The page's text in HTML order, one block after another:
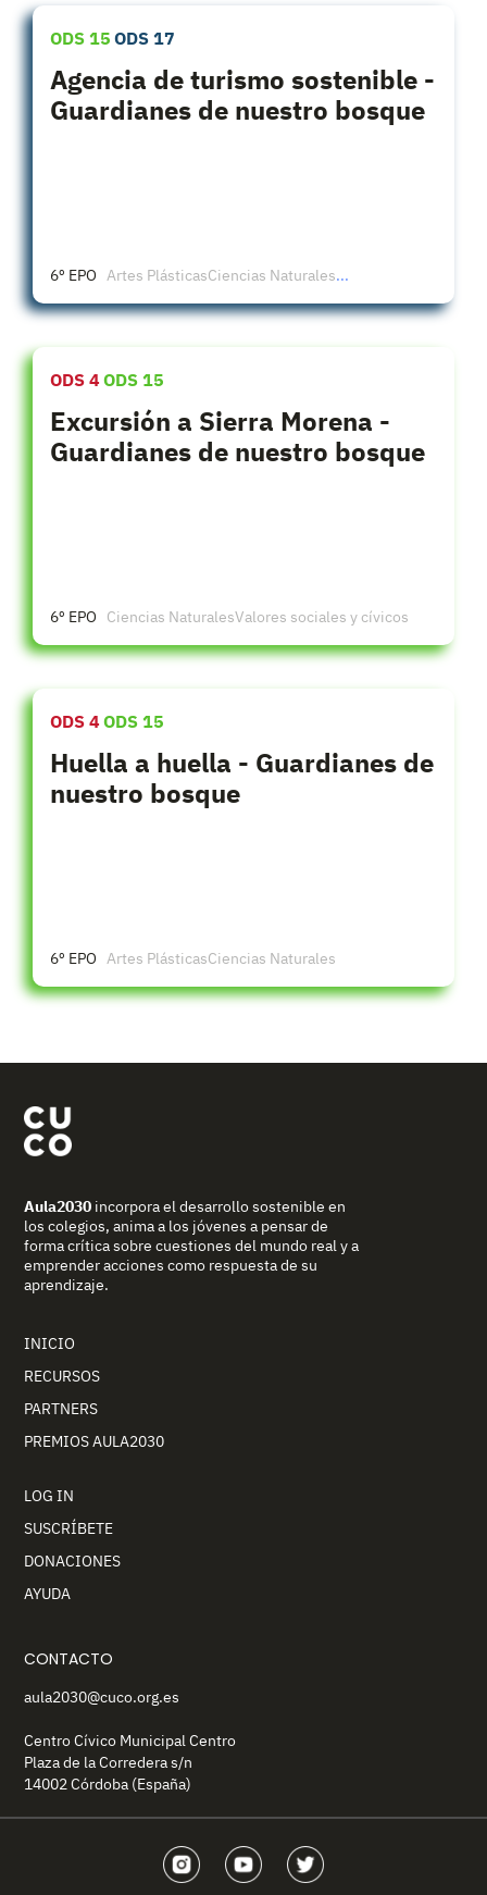
ODS 15 ODS 17
Agencia de turismo sostenible -
Guardianes de nuestro bosque
6º EPO Artes PlásticasCiencias Naturales...
ODS 4 ODS 15
Excursión a Sierra Morena -
Guardianes de nuestro bosque
6º EPO Ciencias NaturalesValores sociales y cívicos
ODS 4 ODS 15
Huella a huella - Guardianes de
nuestro bosque
6º EPO Artes PlásticasCiencias Naturales
Aula2030 incorpora el desarrollo sostenible en
los colegios, anima a los jóvenes a pensar de
forma crítica sobre cuestiones del mundo real y a
emprender acciones como respuesta de su
aprendizaje.
INICIO
RECURSOS
PARTNERS
PREMIOS AULA2030
LOG IN
SUSCRÍBETE
DONACIONES
AYUDA
CONTACTO
aula2030@cuco.org.es
Centro Cívico Municipal Centro
Plaza de la Corredera s/n
14002 Córdoba (España)